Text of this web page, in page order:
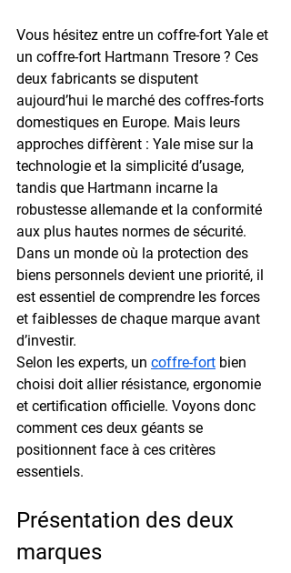
Vous hésitez entre un coffre-fort Yale et
un coffre-fort Hartmann Tresore ? Ces
deux fabricants se disputent
aujourd’hui le marché des coffres-forts
domestiques en Europe. Mais leurs
approches diffèrent : Yale mise sur la
technologie et la simplicité d’usage,
tandis que Hartmann incarne la
robustesse allemande et la conformité
aux plus hautes normes de sécurité.
Dans un monde où la protection des
biens personnels devient une priorité, il
est essentiel de comprendre les forces
et faiblesses de chaque marque avant
d’investir.
Selon les experts, un coffre-fort bien
choisi doit allier résistance, ergonomie
et certification officielle. Voyons donc
comment ces deux géants se
positionnent face à ces critères
essentiels.
Présentation des deux
marques